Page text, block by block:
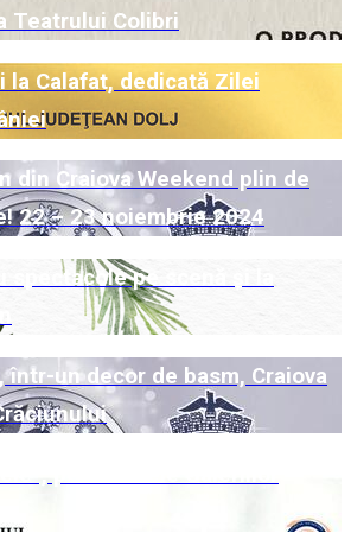
Teatrului Colibri
la Calafat, dedicată Zilei
din Craiova Weekend plin de
22 – 23 noiembrie 2024
spectacole pe scenă și la
într-un decor de basm, Craiova